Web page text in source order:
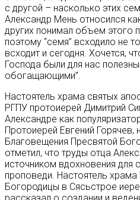
с другой – насколько этих
Александр Мень относился
других понимал объем этого
поэтому “семя” всходило не
всходит и сегодня. Хочется,
Господа были для нас
обогащающими”.
Настоятель храма святых
РГПУ протоиерей Димитрий
Александре как
Протоиерей Евгений Горячев,
Благовещения Пресвятой
отметил, что труды отца
источником вдохновения для
проповеди. Настоятель храма
Богородицы в Сясьстрое